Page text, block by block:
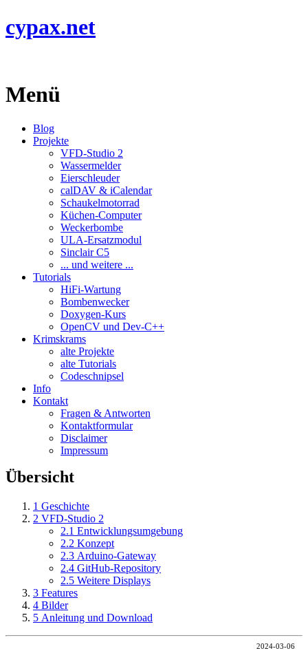
cypax.net
Menü
Blog
Projekte
VFD-Studio 2
Wassermelder
Eierschleuder
calDAV & iCalendar
Schaukelmotorrad
Küchen-Computer
Weckerbombe
ULA-Ersatzmodul
Sinclair C5
... und weitere ...
Tutorials
HiFi-Wartung
Bombenwecker
Doxygen-Kurs
OpenCV und Dev-C++
Krimskrams
alte Projekte
alte Tutorials
Codeschnipsel
Info
Kontakt
Fragen & Antworten
Kontaktformular
Disclaimer
Impressum
Übersicht
1 Geschichte
2 VFD-Studio 2
2.1 Entwicklungsumgebung
2.2 Konzept
2.3 Arduino-Gateway
2.4 GitHub-Repository
2.5 Weitere Displays
3 Features
4 Bilder
5 Anleitung und Download
2024-03-06